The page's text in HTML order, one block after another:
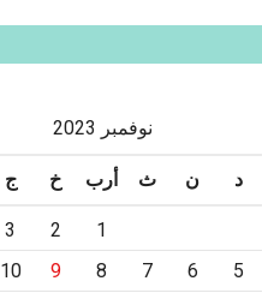
نوفمبر 2023
د ن ث أرب خ ج
1
2
3
5
6
7
8
9
10